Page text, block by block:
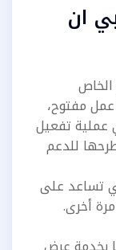
ان
الخاص
عملية تفعيل
للدعم
تساعد على
أخرى.